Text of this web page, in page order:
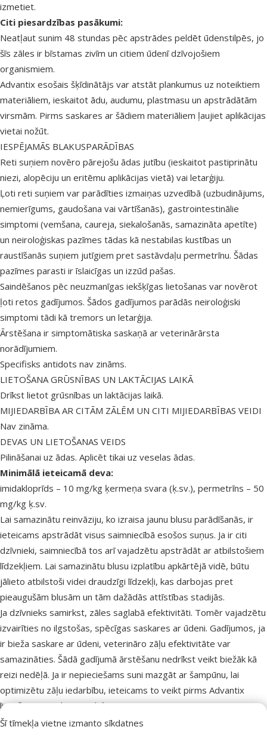
Šī tīmekļa vietne izmanto sīkdatnes
izmetiet.
Citi piesardzības pasākumi:
Neatļaut sunim 48 stundas pēc apstrādes peldēt ūdenstilpēs, jo
šīs zāles ir bīstamas zivīm un citiem ūdenī dzīvojošiem
organismiem.
Advantix esošais šķīdinātājs var atstāt plankumus uz noteiktiem
materiāliem, ieskaitot ādu, audumu, plastmasu un apstrādātām
virsmām. Pirms saskares ar šādiem materiāliem ļaujiet aplikācijas
vietai nožūt.
IESPĒJAMĀS BLAKUSPARĀDĪBAS
Reti suņiem novēro pārejošu ādas jutību (ieskaitot pastiprinātu
niezi, alopēciju un eritēmu aplikācijas vietā) vai letarģiju.
Ļoti reti suņiem var parādīties izmaiņas uzvedībā (uzbudinājums,
nemierīgums, gaudošana vai vārtīšanās), gastrointestinālie
simptomi (vemšana, caureja, siekalošanās, samazināta apetīte)
un neiroloģiskas pazīmes tādas kā nestabilas kustības un
raustīšanās suņiem jutīgiem pret sastāvdaļu permetrīnu. Šādas
pazīmes parasti ir īslaicīgas un izzūd pašas.
Saindēšanos pēc neuzmanīgas iekšķīgas lietošanas var novērot
ļoti retos gadījumos. Šādos gadījumos parādās neiroloģiski
simptomi tādi kā tremors un letarģija.
Ārstēšana ir simptomātiska saskaņā ar veterinārārsta
norādījumiem.
Specifisks antidots nav zināms.
LIETOŠANA GRŪSNĪBAS UN LAKTĀCIJAS LAIKĀ
Drīkst lietot grūsnības un laktācijas laikā.
MIJIEDARBĪBA AR CITĀM ZĀLĒM UN CITI MIJIEDARBĪBAS VEIDI
Nav zināma.
DEVAS UN LIETOŠANAS VEIDS
Pilināšanai uz ādas. Aplicēt tikai uz veselas ādas.
Minimālā ieteicamā deva:
imidakloprīds – 10 mg/kg ķermeņa svara (ķ.sv.), permetrīns – 50
mg/kg ķ.sv.
Lai samazinātu reinvāziju, ko izraisa jaunu blusu parādīšanās, ir
ieteicams apstrādāt visus saimniecībā esošos suņus. Ja ir citi
dzīvnieki, saimniecībā tos arī vajadzētu apstrādāt ar atbilstošiem
līdzekļiem. Lai samazinātu blusu izplatību apkārtējā vidē, būtu
jālieto atbilstoši videi draudzīgi līdzekļi, kas darbojas pret
pieaugušām blusām un tām dažādās attīstības stadijās.
Ja dzīvnieks samirkst, zāles saglabā efektivitāti. Tomēr vajadzētu
izvairīties no ilgstošas, spēcīgas saskares ar ūdeni. Gadījumos, ja
ir bieža saskare ar ūdeni, veterināro zāļu efektivitāte var
samazināties. Šādā gadījumā ārstēšanu nedrīkst veikt biežāk kā
reizi nedēļā. Ja ir nepieciešams suni mazgāt ar šampūnu, lai
optimizētu zāļu iedarbību, ieteicams to veikt pirms Advantix
lietošanas vai divas nedēļas pēc tās.
Utu invāzijas gadījumā ieteicams 30 dienas pēc ārstēšanas veikt